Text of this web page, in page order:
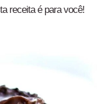
receita é para você!